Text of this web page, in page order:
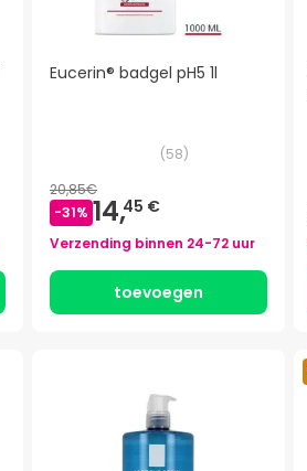
Eucerin® badgel pH5 1l
(58)
20,85€
-31% 14,45 €
Verzending binnen 24-72 uur
toevoegen